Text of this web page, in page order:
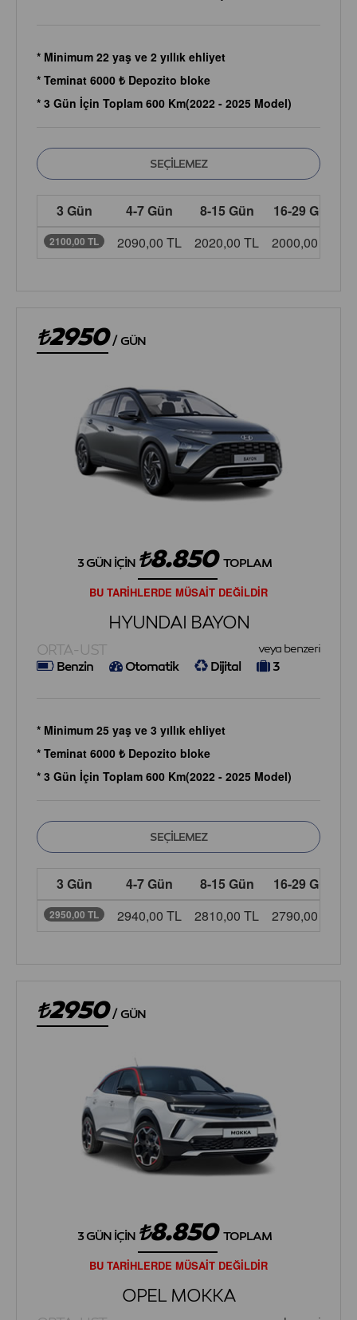
* Minimum 22 yaş ve 2 yıllık ehliyet
* Teminat 6000 ₺ Depozito bloke
* 3 Gün İçin Toplam 600 Km(2022 - 2025 Model)
3 Gün 4-7 Gün 8-15 Gün 16-29 Gün
2100,00 TL 2090,00 TL 2020,00 TL 2000,00 TL
2950 / GÜN
3 GÜN İÇIN 8.850 TOPLAM
BU TARİHLERDE MÜSAİT DEĞİLDİR
HYUNDAI BAYON
ORTA-UST veya benzeri
Benzin Otomatik Dijital 3
* Minimum 25 yaş ve 3 yıllık ehliyet
* Teminat 6000 ₺ Depozito bloke
* 3 Gün İçin Toplam 600 Km(2022 - 2025 Model)
3 Gün 4-7 Gün 8-15 Gün 16-29 Gün
2950,00 TL 2940,00 TL 2810,00 TL 2790,00 TL
2950 / GÜN
3 GÜN İÇIN 8.850 TOPLAM
BU TARİHLERDE MÜSAİT DEĞİLDİR
OPEL MOKKA